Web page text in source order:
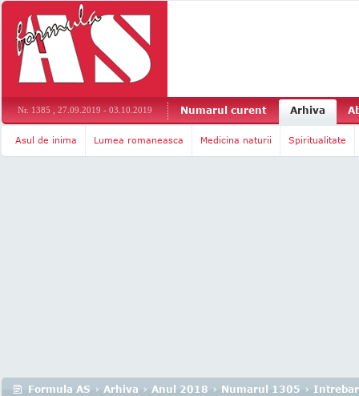
Nr. 1385 , 27.09.2019 - 03.10.2019 Numarul curent Arhiva
Asul de inima Lumea romaneasca Medicina naturii Spiritualitate
Formula AS › Arhiva › Anul 2018 › Numarul 1305 ›